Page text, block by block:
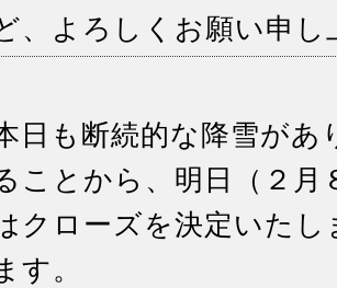
、よろしくお願い申し
日も断続的な降雪があ
ことから、明日（２
クローズを決定いた
す。